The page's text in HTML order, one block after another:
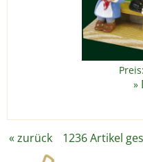
»
«zurück 1236 Artikel